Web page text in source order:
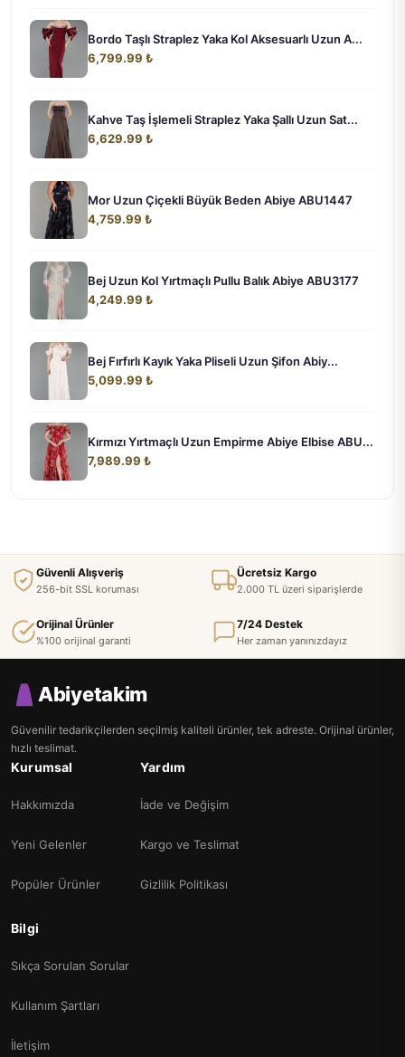
Bordo Taşlı Straplez Yaka Kol Aksesuarlı Uzun A...
6,799.99 ₺
Kahve Taş İşlemeli Straplez Yaka Şallı Uzun Sat...
6,629.99 ₺
Mor Uzun Çiçekli Büyük Beden Abiye ABU1447
4,759.99 ₺
Bej Uzun Kol Yırtmaçlı Pullu Balık Abiye ABU3177
4,249.99 ₺
Bej Fırfırlı Kayık Yaka Pliseli Uzun Şifon Abiy...
5,099.99 ₺
Kırmızı Yırtmaçlı Uzun Empirme Abiye Elbise ABU...
7,989.99 ₺
Güvenli Alışveriş
256-bit SSL koruması
Ücretsiz Kargo
2.000 TL üzeri siparişlerde
Orijinal Ürünler
%100 orijinal garanti
7/24 Destek
Her zaman yanınızdayız
Abiyetakim
Güvenilir tedarikçilerden seçilmiş kaliteli ürünler, tek adreste. Orijinal ürünler,
hızlı teslimat.
Kurumsal
Hakkımızda
Yeni Gelenler
Popüler Ürünler
Yardım
İade ve Değişim
Kargo ve Teslimat
Gizlilik Politikası
Bilgi
Sıkça Sorulan Sorular
Kullanım Şartları
İletişim